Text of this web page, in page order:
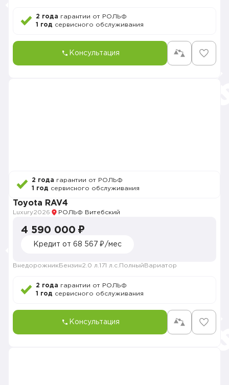
2 года гарантии от РОЛЬФ
1 год сервисного обслуживания
Консультация
2 года гарантии от РОЛЬФ
1 год сервисного обслуживания
Toyota RAV4
Luxury2026 РОЛЬФ Витебский
4 590 000 ₽
Кредит от 68 567 ₽/мес
Внедорожник Бензин2.0 л. 171 л.с. Полный Вариатор
2 года гарантии от РОЛЬФ
1 год сервисного обслуживания
Консультация